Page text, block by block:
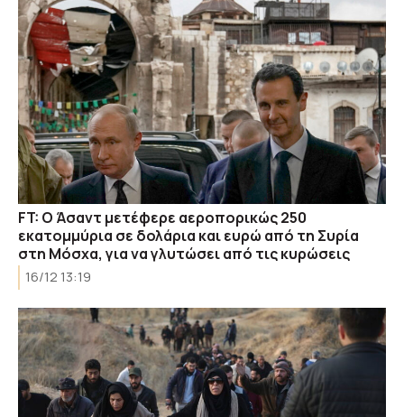
FT: Ο Άσαντ μετέφερε αεροπορικώς 250
εκατομμύρια σε δολάρια και ευρώ από τη Συρία
στη Μόσχα, για να γλυτώσει από τις κυρώσεις
16/12 13:19